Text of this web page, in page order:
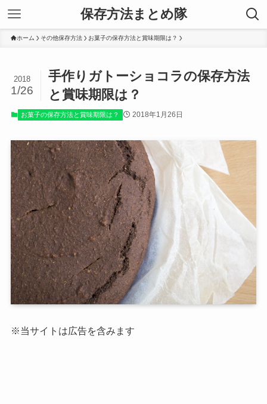
保存方法まとめ隊
ホーム その他保存方法 お菓子の保存方法と賞味期限は？
手作りガトーショコラの保存方法
と賞味期限は？
2018
1/26
お菓子の保存方法と賞味期限は？ 2018年1月26日
※当サイトは広告を含みます